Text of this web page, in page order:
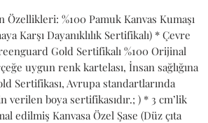
%100 Pamuk Kanvas Kumaşı
Karşı Dayanıklılık Sertifikalı) * Çevre
Gold Sertifikalı %100 Orijinal
uygun renk kartelası, İnsan sağlığına
Sertifikası, Avrupa standartlarında
verilen boya sertifikasıdır.; ) * 3 cm’lik
edilmiş Kanvasa Özel Şase (Düz çıta